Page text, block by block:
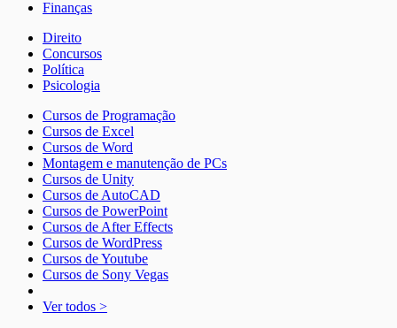
Finanças
Direito
Concursos
Política
Psicologia
Cursos de Programação
Cursos de Excel
Cursos de Word
Montagem e manutenção de PCs
Cursos de Unity
Cursos de AutoCAD
Cursos de PowerPoint
Cursos de After Effects
Cursos de WordPress
Cursos de Youtube
Cursos de Sony Vegas
Ver todos >